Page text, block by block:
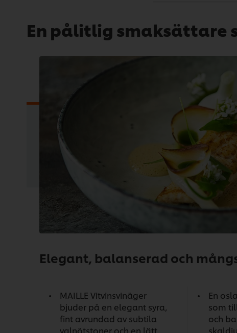
En pålitlig smaksättare
Elegant, balanserad och
MAILLE Vitvinsvinäger
bjuder på en elegant syra,
fint avrundad av subtila
valnötstoner och en lätt
En
som
och